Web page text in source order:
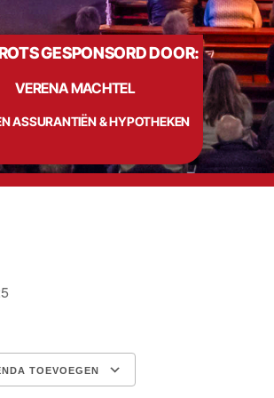
GESPONSORD DOOR:
VERENA MACHTEL
ASSURANTIËN & HYPOTHEKEN
TOEVOEGEN